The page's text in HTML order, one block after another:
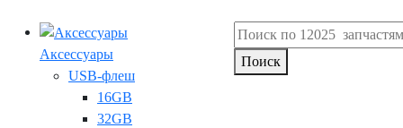
Аксессуары
USB-флеш
16GB
32GB
Поиск